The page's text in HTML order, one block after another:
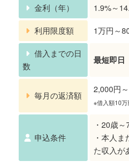
金利（年）
1.9%～
利用限度額
1万円～
借入までの日
数
最短即日
毎月の返済額
2,000円～
※借入額10
申込条件
・20歳
・本人
た収入が